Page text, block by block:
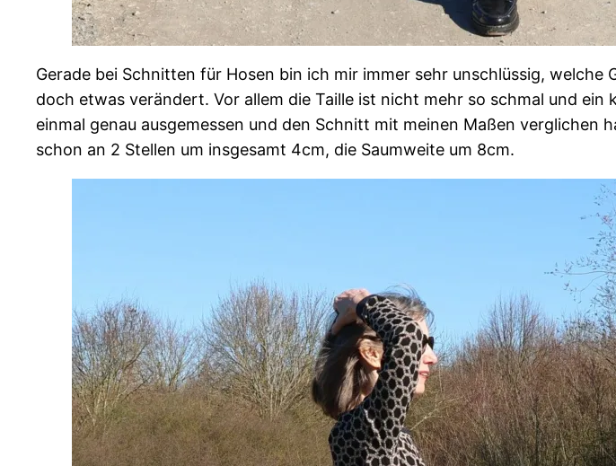
Gerade bei Schnitten für Hosen bin ich mir immer sehr unschlüssig,
doch etwas verändert. Vor allem die Taille ist nicht mehr so schmal und
einmal genau ausgemessen und den Schnitt mit meinen Maßen
schon an 2 Stellen um insgesamt 4cm, die Saumweite um 8cm.